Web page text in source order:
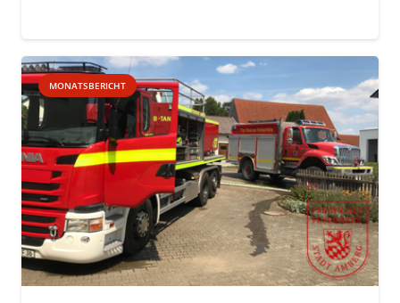
MONATSBERICHT